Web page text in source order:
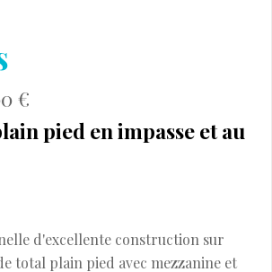
€
pied en impasse et au
d'excellente construction sur
total plain pied avec mezzanine et